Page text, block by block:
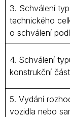
3. Schválení
technického
o schválení
4. Schválení
konstrukční
5. Vydání
vozidla nebo